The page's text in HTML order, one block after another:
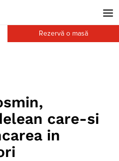
Rezervă o masă
care-si
in